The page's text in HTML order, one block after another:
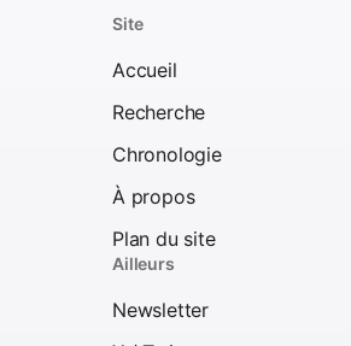
Site
Accueil
Recherche
Chronologie
À propos
Plan du site
Ailleurs
Newsletter